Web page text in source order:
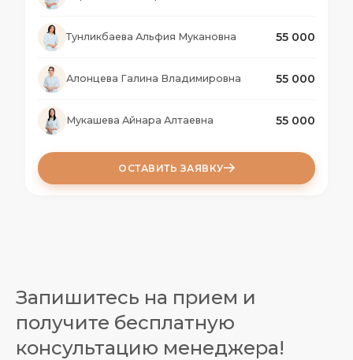
укреплению и росту волос.
Процедура неинвазивная, комфортная и не
требует периода восстановления. После сеанса
пациент может сразу вернуться к обычной
жизни.
Тунликбаева Альфия Мукановна 55 000
Алонцева Галина Владимировна 55 000
Мукашева Айнара Алтаевна 55 000
ОСТАВИТЬ ЗАЯВКУ
Запишитесь на прием и
получите бесплатную
консультацию менеджера!